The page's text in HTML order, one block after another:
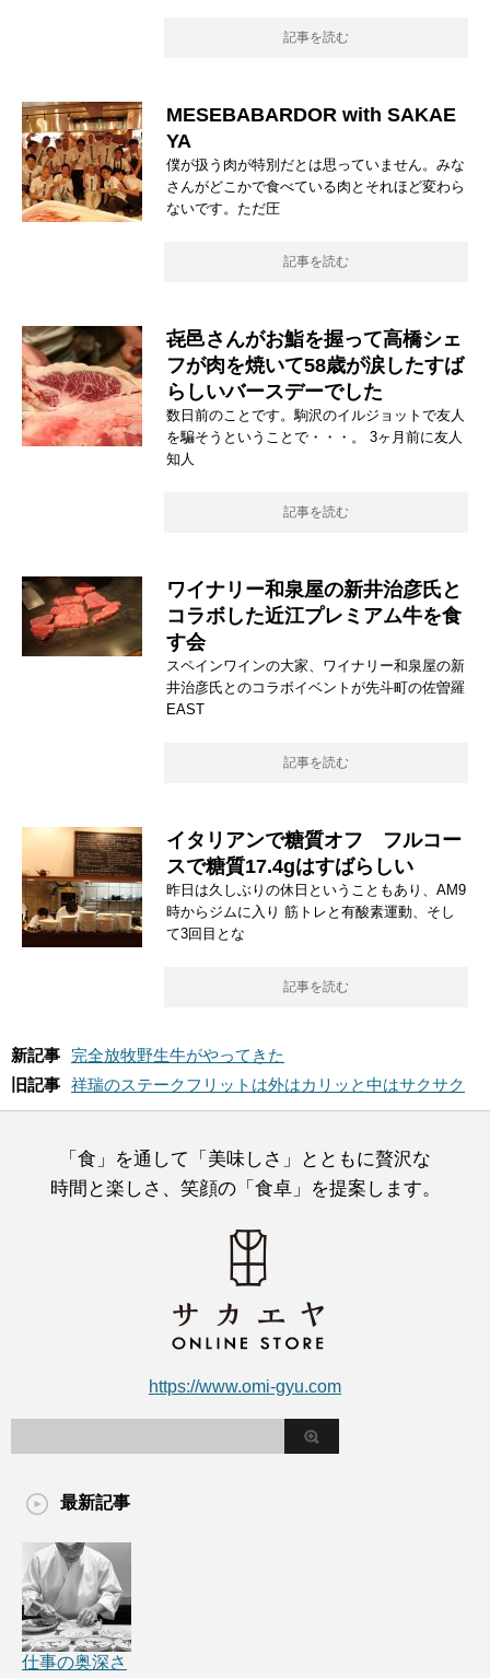
記事を読む
MESEBABARDOR with SAKAE
YA
僕が扱う肉が特別だとは思っていません。みな
さんがどこかで食べている肉とそれほど変わら
ないです。ただ圧
記事を読む
㐂邑さんがお鮨を握って高橋シェ
フが肉を焼いて58歳が涙したすば
らしいバースデーでした
数日前のことです。駒沢のイルジョットで友人
を騙そうということで・・・。 3ヶ月前に友人
知人
記事を読む
ワイナリー和泉屋の新井治彦氏と
コラボした近江プレミアム牛を食
す会
スペインワインの大家、ワイナリー和泉屋の新
井治彦氏とのコラボイベントが先斗町の佐曽羅
EAST
記事を読む
イタリアンで糖質オフ フルコー
スで糖質17.4gはすばらしい
昨日は久しぶりの休日ということもあり、AM9
時からジムに入り 筋トレと有酸素運動、そし
て3回目とな
記事を読む
新記事
完全放牧野生牛がやってきた
旧記事 祥瑞のステークフリットは外はカリッと中はサクサク
「食」を通して「美味しさ」とともに贅沢な
時間と楽しさ、笑顔の「食卓」を提案します。
https://www.omi-gyu.com
最新記事
仕事の奥深さ